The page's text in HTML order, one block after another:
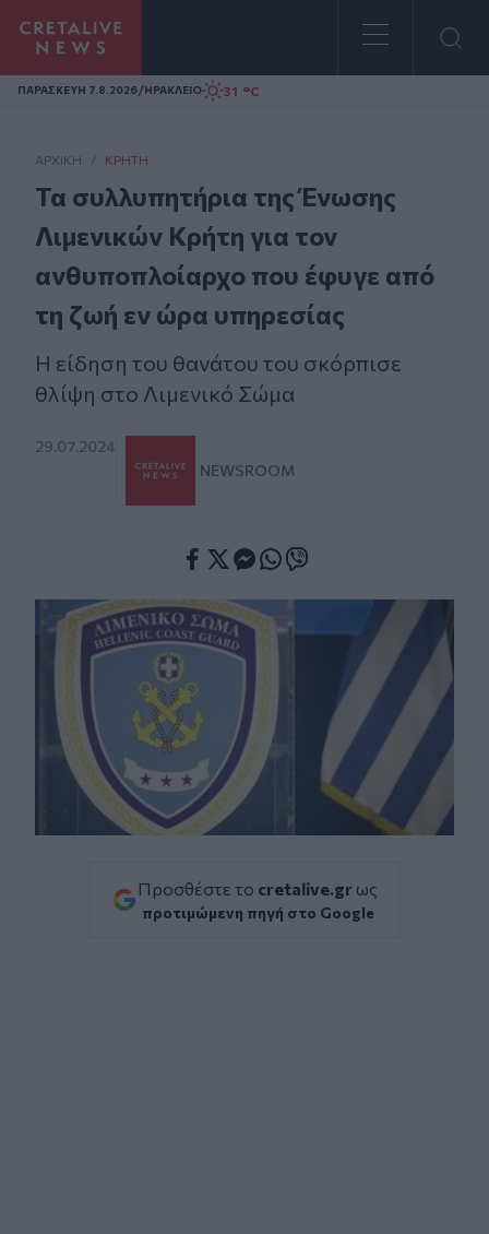
Homepage
ΠΑΡΑΣΚΕΥΗ 7.8.2026/ΗΡΑΚΛΕΙΟ 31 °C
ΑΡΧΙΚΗ / ΚΡΉΤΗ
Τα συλλυπητήρια της Ένωσης
Λιμενικών Κρήτη για τον
ανθυποπλοίαρχο που έφυγε από
τη ζωή εν ώρα υπηρεσίας
Η είδηση του θανάτου του σκόρπισε
θλίψη στο Λιμενικό Σώμα
29.07.2024
NEWSROOM
Προσθέστε το cretalive.gr ως
προτιμώμενη πηγή στο Google